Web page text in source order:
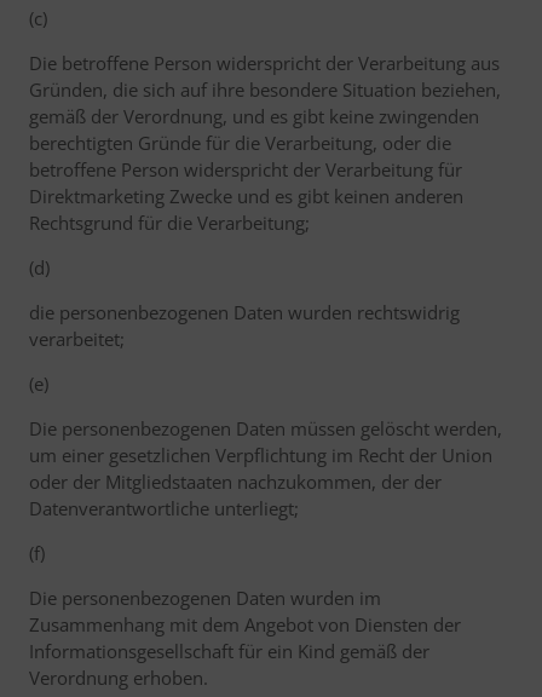
(c)
Die betroffene Person widerspricht der Verarbeitung aus
Gründen, die sich auf ihre besondere Situation beziehen,
gemäß der Verordnung, und es gibt keine zwingenden
berechtigten Gründe für die Verarbeitung, oder die
betroffene Person widerspricht der Verarbeitung für
Direktmarketing Zwecke und es gibt keinen anderen
Rechtsgrund für die Verarbeitung;
(d)
die personenbezogenen Daten wurden rechtswidrig
verarbeitet;
(e)
Die personenbezogenen Daten müssen gelöscht werden,
um einer gesetzlichen Verpflichtung im Recht der Union
oder der Mitgliedstaaten nachzukommen, der der
Datenverantwortliche unterliegt;
(f)
Die personenbezogenen Daten wurden im
Zusammenhang mit dem Angebot von Diensten der
Informationsgesellschaft für ein Kind gemäß der
Verordnung erhoben.